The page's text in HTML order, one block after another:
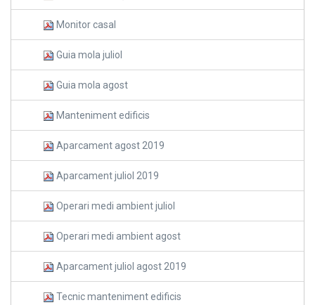
Monitor casal
Guia mola juliol
Guia mola agost
Manteniment edificis
Aparcament agost 2019
Aparcament juliol 2019
Operari medi ambient juliol
Operari medi ambient agost
Aparcament juliol agost 2019
Tecnic manteniment edificis